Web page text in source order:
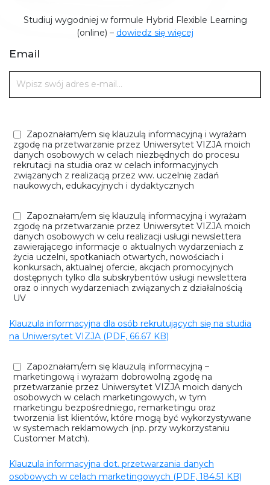
Studiuj wygodniej w formule Hybrid Flexible Learning
(online) – dowiedz się więcej
Email
Zapoznałam/em się klauzulą informacyjną i wyrażam
zgodę na przetwarzanie przez Uniwersytet VIZJA moich
danych osobowych w celach niezbędnych do procesu
rekrutacji na studia oraz w celach informacyjnych
związanych z realizacją przez ww. uczelnię zadań
naukowych, edukacyjnych i dydaktycznych
Zapoznałam/em się klauzulą informacyjną i wyrażam
zgodę na przetwarzanie przez Uniwersytet VIZJA moich
danych osobowych w celu realizacji usługi newslettera
zawierającego informacje o aktualnych wydarzeniach z
życia uczelni, spotkaniach otwartych, nowościach i
konkursach, aktualnej ofercie, akcjach promocyjnych
dostępnych tylko dla subskrybentów usługi newslettera
oraz o innych wydarzeniach związanych z działalnością
UV
Klauzula informacyjna dla osób rekrutujących się na studia
na Uniwersytet VIZJA (PDF, 66.67 KB)
Zapoznałam/em się klauzulą informacyjną –
marketingową i wyrażam dobrowolną zgodę na
przetwarzanie przez Uniwersytet VIZJA moich danych
osobowych w celach marketingowych, w tym
marketingu bezpośredniego, remarketingu oraz
tworzenia list klientów, które mogą być wykorzystywane
w systemach reklamowych (np. przy wykorzystaniu
Customer Match).
Klauzula informacyjna dot. przetwarzania danych
osobowych w celach marketingowych (PDF, 184.51 KB)